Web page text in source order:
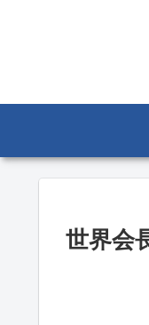
世界会